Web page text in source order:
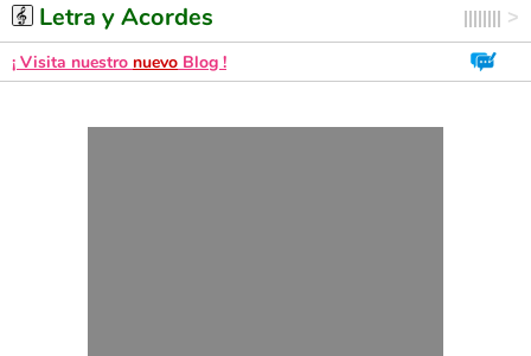
Letra y Acordes
¡ Visita nuestro nuevo Blog !